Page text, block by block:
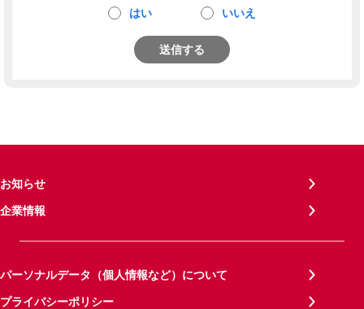
はい いいえ
送信する
お知らせ
企業情報
パーソナルデータ（個人情報など）について
プライバシーポリシー